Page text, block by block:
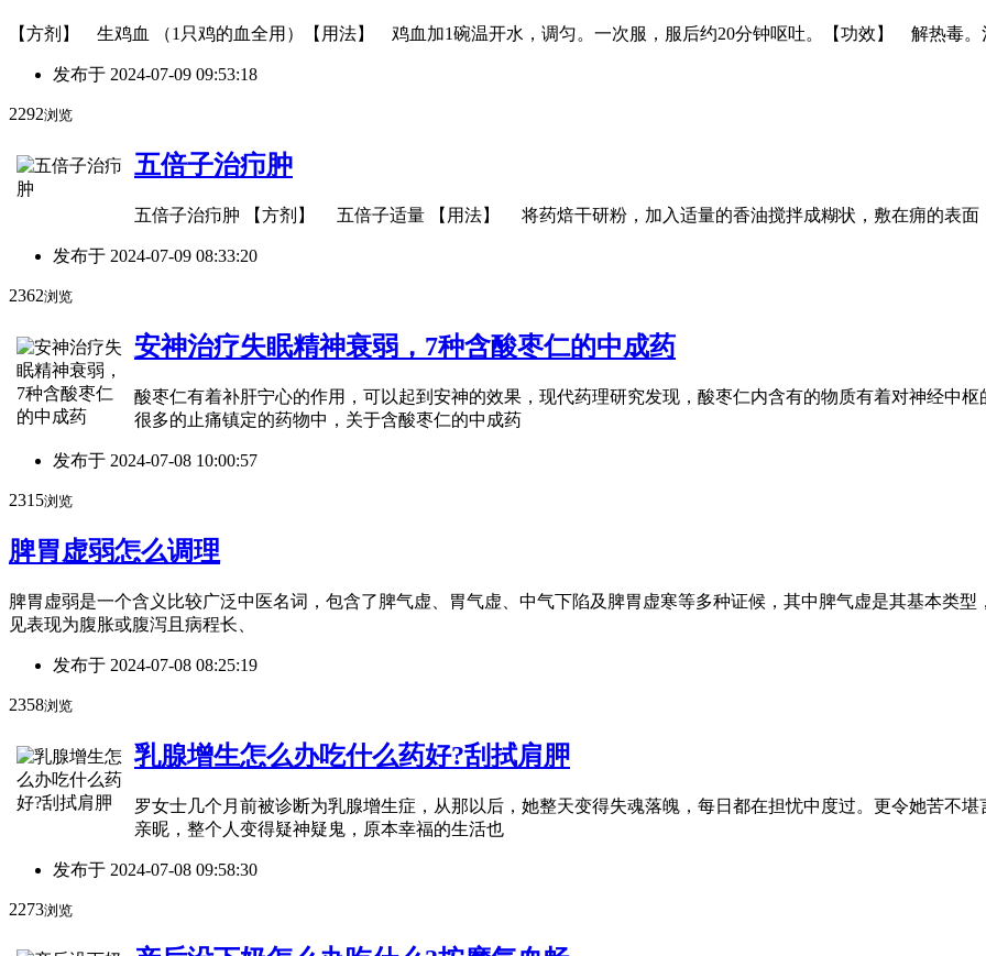
【方剂】 生鸡血 （1只鸡的血全用）【用法】 鸡血加1碗温开水，调匀。一次服，服后约20分钟呕吐。【功效】 解热毒。
发布于 2024-07-09 09:53:18
2292浏览
五倍子治疖肿
五倍子治疖肿 【方剂】 五倍子适量 【用法】 将药焙干研粉，加入适量的香油搅拌成糊状，敷在痈的表面
发布于 2024-07-09 08:33:20
2362浏览
安神治疗失眠精神衰弱，7种含酸枣仁的中成药
酸枣仁有着补肝宁心的作用，可以起到安神的效果，现代药理研究发现，酸枣仁内含有的物质有着对神经中
很多的止痛镇定的药物中，关于含酸枣仁的中成药
发布于 2024-07-08 10:00:57
2315浏览
脾胃虚弱怎么调理
脾胃虚弱是一个含义比较广泛中医名词，包含了脾气虚、胃气虚、中气下陷及脾胃虚寒等多种证候，其中脾气虚是其基本类
见表现为腹胀或腹泻且病程长、
发布于 2024-07-08 08:25:19
2358浏览
乳腺增生怎么办吃什么药好?刮拭肩胛
罗女士几个月前被诊断为乳腺增生症，从那以后，她整天变得失魂落魄，每日都在担忧中度过。更令她苦不
亲昵，整个人变得疑神疑鬼，原本幸福的生活也
发布于 2024-07-08 09:58:30
2273浏览